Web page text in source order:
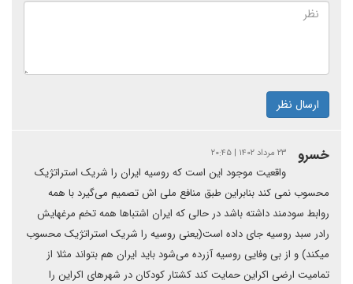
ارسال نظر
خسرو ۲۳ مرداد ۱۴۰۲ | ۲۰:۴۵
واقعیت موجود این است که روسیه ایران را شریک استراتژیک
محسوب نمی کند بنابراین طبق منافع ملی اش تصمیم می‌گیرد با همه
روابط سودمند داشته باشد در حالی که ایران اشتباها همه تخم مرغهایش
رادر سبد روسیه جای داده است(یعنی روسیه را شریک استراتژیک محسوب
میکند) و از بی وفایی روسیه آزرده می‌شود باید ایران هم بتواند مثلا از
تمامیت ارضی اکراین حمایت کند کشتار کودکان در شهرهای اکراین را